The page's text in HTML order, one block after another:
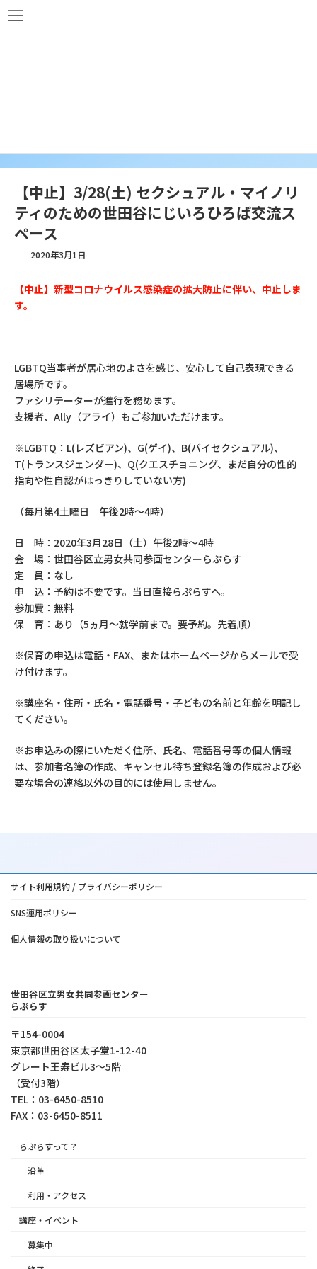
コ
ン
ナ
ビ
【中止】3/28(土) セクシュアル・マイノリ
ティのための世田谷にじいろひろば交流ス
ペース
2020年3月1日
【中止】 新型コロナウイルス感染症の拡大防止に伴い、中止しま
す。
LGBTQ当事者が居心地のよさを感じ、安心して自己表現できる
居場所です。
ファシリテーターが進行を務めます。
支援者、Ally（アライ）もご参加いただけます。
※LGBTQ：L(レズビアン)、G(ゲイ)、B(バイセクシュアル)、
T(トランスジェンダー)、Q(クエスチョニング、まだ自分の性的
指向や性自認がはっきりしていない方)
（毎月第4土曜日 午後2時～4時）
日 時：2020年3月28日（土）午後2時～4時
会 場：世田谷区立男女共同参画センターらぷらす
定 員：なし
申 込：予約は不要です。当日直接らぷらすへ。
参加費：無料
保 育：あり（5ヵ月～就学前まで。要予約。先着順）
※保育の申込は電話・FAX、またはホームページからメールで受
け付けます。
※講座名・住所・氏名・電話番号・子どもの名前と年齢を明記し
てください。
※お申込みの際にいただく住所、氏名、電話番号等の個人情報
は、参加者名簿の作成、キャンセル待ち登録名簿の作成および必
要な場合の連絡以外の目的には使用しません。
サイト利用規約 / プライバシーポリシー
SNS運用ポリシー
個人情報の取り扱いについて
世田谷区立男女共同参画センター
らぷらす
〒154-0004
東京都世⽥⾕区太⼦堂1-12-40
グレート王寿ビル3～5階
（受付3階）
TEL：03-6450-8510
FAX：03-6450-8511
らぷらすって？
沿革
利用・アクセス
講座・イベント
募集中